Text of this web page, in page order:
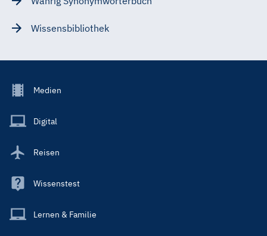
Wissensbibliothek
Footer
Main
Medien
Digital
Reisen
Wissenstest
Lernen & Familie